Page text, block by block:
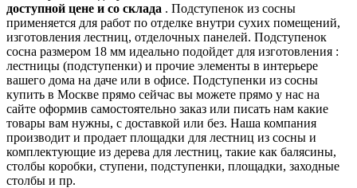
доступной цене и со склада . Подступенок из сосны
применяется для работ по отделке внутри сухих помещений,
изготовления лестниц, отделочных панелей. Подступенок
сосна размером 18 мм идеально подойдет для изготовления :
лестницы (подступенки) и прочие элементы в интерьере
вашего дома на даче или в офисе. Подступенки из сосны
купить в Москве прямо сейчас вы можете прямо у нас на
сайте оформив самостоятельно заказ или писать нам какие
товары вам нужны, с доставкой или без. Наша компания
производит и продает площадки для лестниц из сосны и
комплектующие из дерева для лестниц, такие как балясины,
столбы коробки, ступени, подступенки, площадки, заходные
столбы и пр.